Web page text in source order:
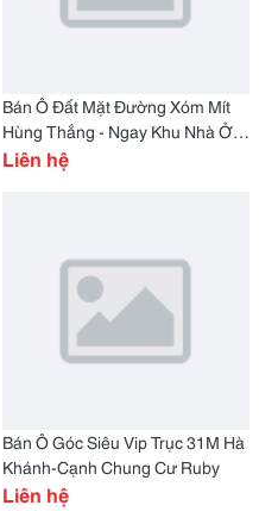
Bán Ô Đất Mặt Đường Xóm Mít
Hùng Thắng - Ngay Khu Nhà Ở
Xã Hội Đang Khởi Công
Liên hệ
Bán Ô Góc Siêu Vip Trục 31M Hà
Khánh-Cạnh Chung Cư Ruby
Liên hệ